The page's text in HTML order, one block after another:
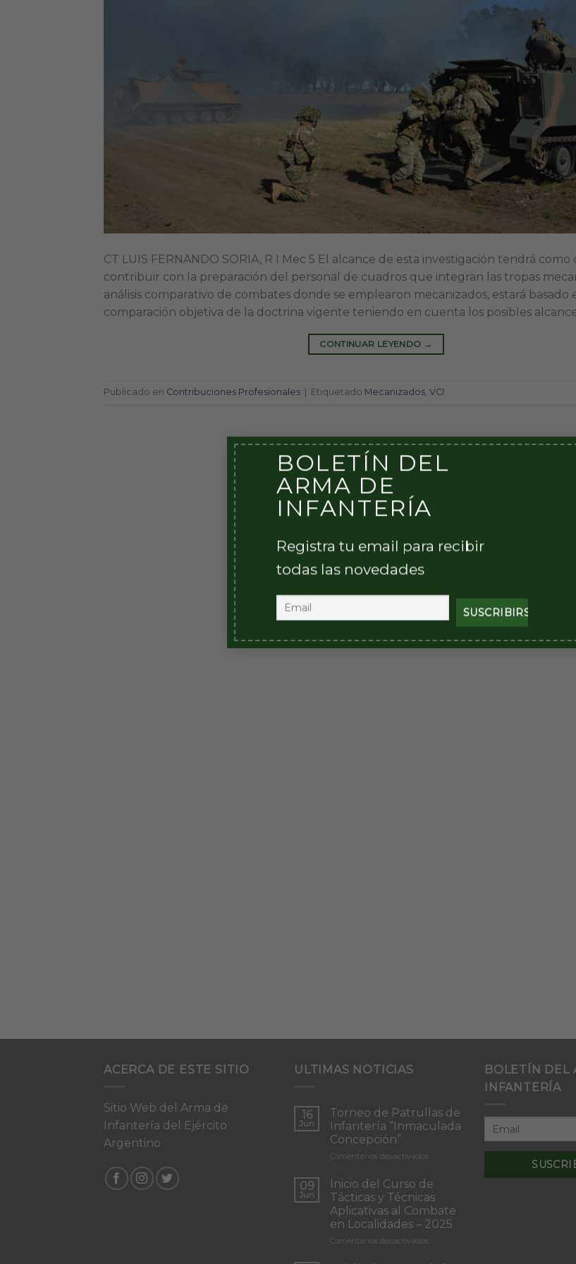
BOLETÍN DEL
ARMA DE
INFANTERÍA
Registra tu email para recibir
todas las novedades
CT LUIS FERNANDO SORIA, R I Mec 5 El alcance de esta investigación tendrá como
contribuir con la preparación del personal de cuadros que integran las tropas
análisis comparativo de combates donde se emplearon mecanizados, estará basado
comparación objetiva de la doctrina vigente teniendo en cuenta los posibles
CONTINUAR LEYENDO →
Publicado en Contribuciones Profesionales Etiquetado Mecanizados, VCI
ACERCA DE ESTE SITIO
Sitio Web del Arma de
Infantería del Ejército
Argentino
ULTIMAS NOTICIAS
16
Jun
Torneo de Patrullas de
Infantería “Inmaculada
Concepción”
Comentarios desactivadosen
de
de
Infantería
“Inmaculada
09
Jun
Inicio del Curso de
Tácticas y Técnicas
Aplicativas al Combate
en Localidades – 2025
Comentarios desactivadosen
BOLETÍN DEL
INFANTERÍA